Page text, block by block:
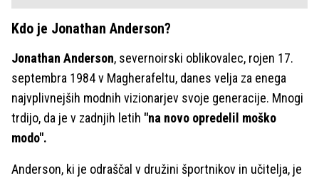
Kdo je Jonathan Anderson?
Jonathan Anderson, severnoirski oblikovalec, rojen 17.
septembra 1984 v Magherafeltu, danes velja za enega
najvplivnejših modnih vizionarjev svoje generacije. Mnogi
trdijo, da je v zadnjih letih "na novo opredelil moško
modo".
Anderson, ki je odraščal v družini športnikov in učitelja, je